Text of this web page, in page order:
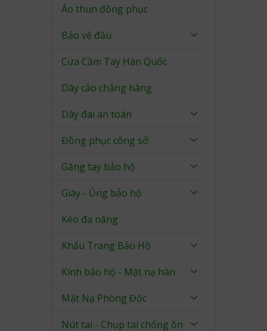
Áo thun đồng phục
Bảo vệ đầu
Cưa Cầm Tay Hàn Quốc
Dây cảo chằng hàng
Dây đai an toàn
Đồng phục công sở
Găng tay bảo hộ
Giày - Ủng bảo hộ
Kéo đa năng
Khẩu Trang Bảo Hộ
Kính bảo hộ - Mặt nạ hàn
Mặt Nạ Phòng Độc
Nút tai - Chụp tai chống ồn